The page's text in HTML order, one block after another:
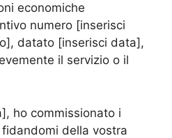
economiche
numero [inserisci
datato [inserisci data],
il servizio o il
ho commissionato i
della vostra